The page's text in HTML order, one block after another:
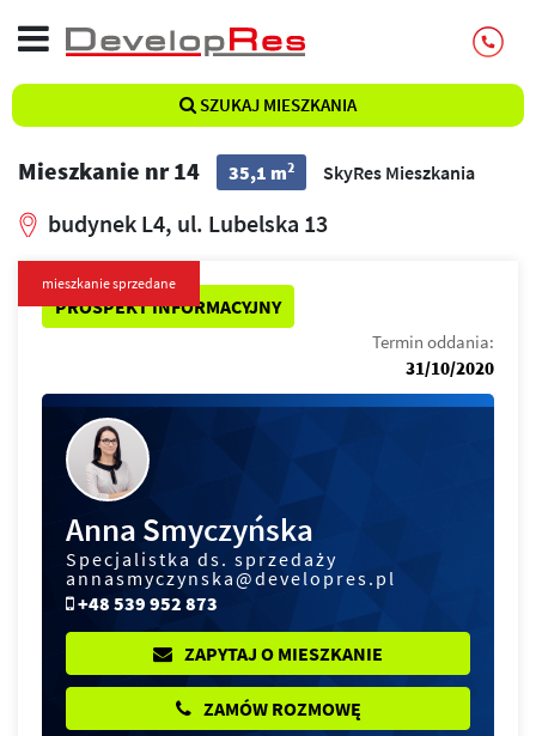
SZUKAJ MIESZKANIA
Mieszkanie nr 14 35,1 m2 SkyRes Mieszkania
budynek L4, ul. Lubelska 13
PROSPEKT INFORMACYJNY
mieszkanie sprzedane
Termin oddania:
31/10/2020
Anna Smyczyńska
Specjalistka ds. sprzedaży
annasmyczynska@developres.pl
+48 539 952 873
ZAPYTAJ O MIESZKANIE
ZAMÓW ROZMOWĘ